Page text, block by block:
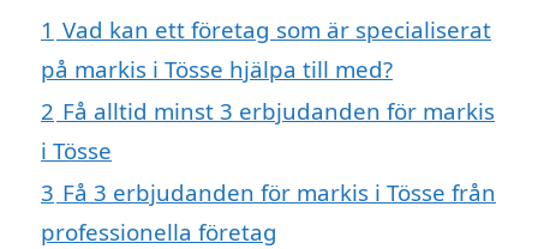
1 Vad kan ett företag som är specialiserat
på markis i Tösse hjälpa till med?
2 Få alltid minst 3 erbjudanden för markis
i Tösse
3 Få 3 erbjudanden för markis i Tösse från
professionella företag